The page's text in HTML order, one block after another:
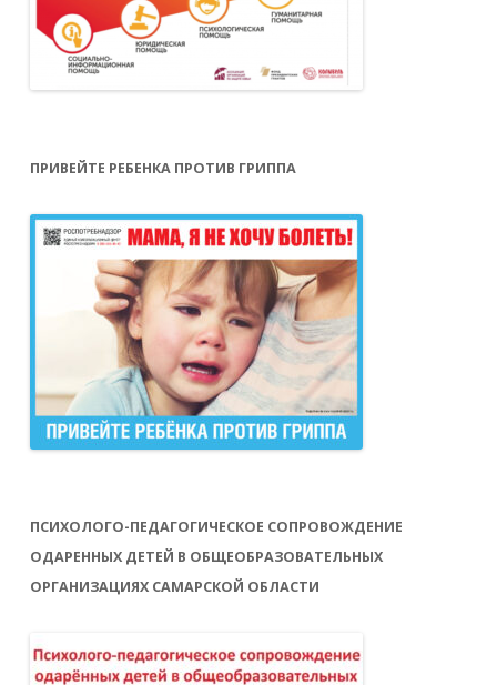
ПРИВЕЙТЕ РЕБЕНКА ПРОТИВ ГРИППА
ПСИХОЛОГО-ПЕДАГОГИЧЕСКОЕ СОПРОВОЖДЕНИЕ
ОДАРЕННЫХ ДЕТЕЙ В ОБЩЕОБРАЗОВАТЕЛЬНЫХ
ОРГАНИЗАЦИЯХ САМАРСКОЙ ОБЛАСТИ